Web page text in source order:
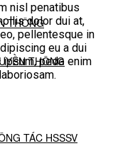
THÔNG
THÔNG
TÁC HSSSV
nisl penatibus
dolor dui at,
pellentesque in
eu a dui
pede enim